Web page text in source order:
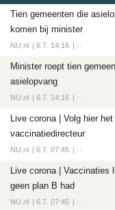
Sport
Voetbal
Ajax
Cambuur
Feyenoord
Twente
Formule 1
Tech
Entertainment
Games
Tien gemeenten die
komen bij minister
NU.nl 6.7. 14:16 ··
Minister roept tien
asielopvang
NU.nl 6.7. 14:16 ··
Live corona | Volg hier
vaccinatiedirecteur
NU.nl 6.7. 07:45 ··
Live corona | Vaccinaties
geen plan B had
NU.nl 6.7. 07:45 ··